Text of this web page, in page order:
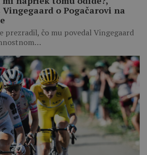
Vingegaard o Pogačarovi na
prezradil, čo mu povedal Vingegaard